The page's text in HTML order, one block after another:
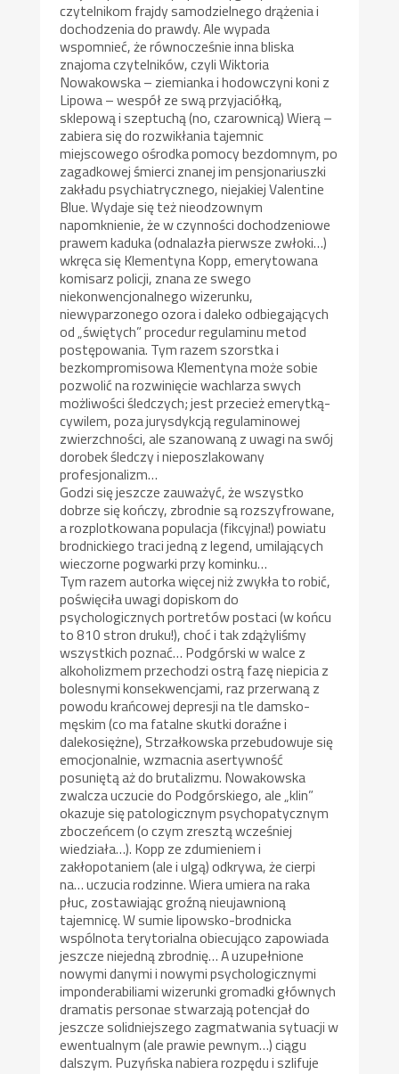
czytelnikom frajdy samodzielnego drążenia i
dochodzenia do prawdy. Ale wypada
wspomnieć, że równocześnie inna bliska
znajoma czytelników, czyli Wiktoria
Nowakowska – ziemianka i hodowczyni koni z
Lipowa – wespół ze swą przyjaciółką,
sklepową i szeptuchą (no, czarownicą) Wierą –
zabiera się do rozwikłania tajemnic
miejscowego ośrodka pomocy bezdomnym, po
zagadkowej śmierci znanej im pensjonariuszki
zakładu psychiatrycznego, niejakiej Valentine
Blue. Wydaje się też nieodzownym
napomknienie, że w czynności dochodzeniowe
prawem kaduka (odnalazła pierwsze zwłoki…)
wkręca się Klementyna Kopp, emerytowana
komisarz policji, znana ze swego
niekonwencjonalnego wizerunku,
niewyparzonego ozora i daleko odbiegających
od „świętych” procedur regulaminu metod
postępowania. Tym razem szorstka i
bezkompromisowa Klementyna może sobie
pozwolić na rozwinięcie wachlarza swych
możliwości śledczych; jest przecież emerytką-
cywilem, poza jurysdykcją regulaminowej
zwierzchności, ale szanowaną z uwagi na swój
dorobek śledczy i nieposzlakowany
profesjonalizm…
Godzi się jeszcze zauważyć, że wszystko
dobrze się kończy, zbrodnie są rozszyfrowane,
a rozplotkowana populacja (fikcyjna!) powiatu
brodnickiego traci jedną z legend, umilających
wieczorne pogwarki przy kominku…
Tym razem autorka więcej niż zwykła to robić,
poświęciła uwagi dopiskom do
psychologicznych portretów postaci (w końcu
to 810 stron druku!), choć i tak zdążyliśmy
wszystkich poznać… Podgórski w walce z
alkoholizmem przechodzi ostrą fazę niepicia z
bolesnymi konsekwencjami, raz przerwaną z
powodu krańcowej depresji na tle damsko-
męskim (co ma fatalne skutki doraźne i
dalekosiężne), Strzałkowska przebudowuje się
emocjonalnie, wzmacnia asertywność
posuniętą aż do brutalizmu. Nowakowska
zwalcza uczucie do Podgórskiego, ale „klin”
okazuje się patologicznym psychopatycznym
zboczeńcem (o czym zresztą wcześniej
wiedziała…). Kopp ze zdumieniem i
zakłopotaniem (ale i ulgą) odkrywa, że cierpi
na… uczucia rodzinne. Wiera umiera na raka
płuc, zostawiając groźną nieujawnioną
tajemnicę. W sumie lipowsko-brodnicka
wspólnota terytorialna obiecująco zapowiada
jeszcze niejedną zbrodnię… A uzupełnione
nowymi danymi i nowymi psychologicznymi
imponderabiliami wizerunki gromadki głównych
dramatis personae stwarzają potencjał do
jeszcze solidniejszego zagmatwania sytuacji w
ewentualnym (ale prawie pewnym…) ciągu
dalszym. Puzyńska nabiera rozpędu i szlifuje